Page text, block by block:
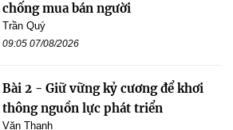
chống mua bán người
Trần Quý
09:05 07/08/2026
Bài 2 - Giữ vững kỷ cương để khơi
thông nguồn lực phát triển
Văn Thanh